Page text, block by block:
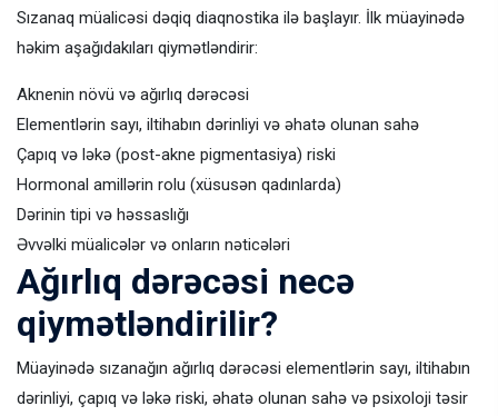
Sızanaq müalicəsi dəqiq diaqnostika ilə başlayır. İlk müayinədə
həkim aşağıdakıları qiymətləndirir:
Aknenin növü və ağırlıq dərəcəsi
Elementlərin sayı, iltihabın dərinliyi və əhatə olunan sahə
Çapıq və ləkə (post-akne pigmentasiya) riski
Hormonal amillərin rolu (xüsusən qadınlarda)
Dərinin tipi və həssaslığı
Əvvəlki müalicələr və onların nəticələri
Ağırlıq dərəcəsi necə
qiymətləndirilir?
Müayinədə sızanağın ağırlıq dərəcəsi elementlərin sayı, iltihabın
dərinliyi, çapıq və ləkə riski, əhatə olunan sahə və psixoloji təsir